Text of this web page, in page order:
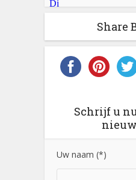
Share
Schrijf u
Uw naam (*)